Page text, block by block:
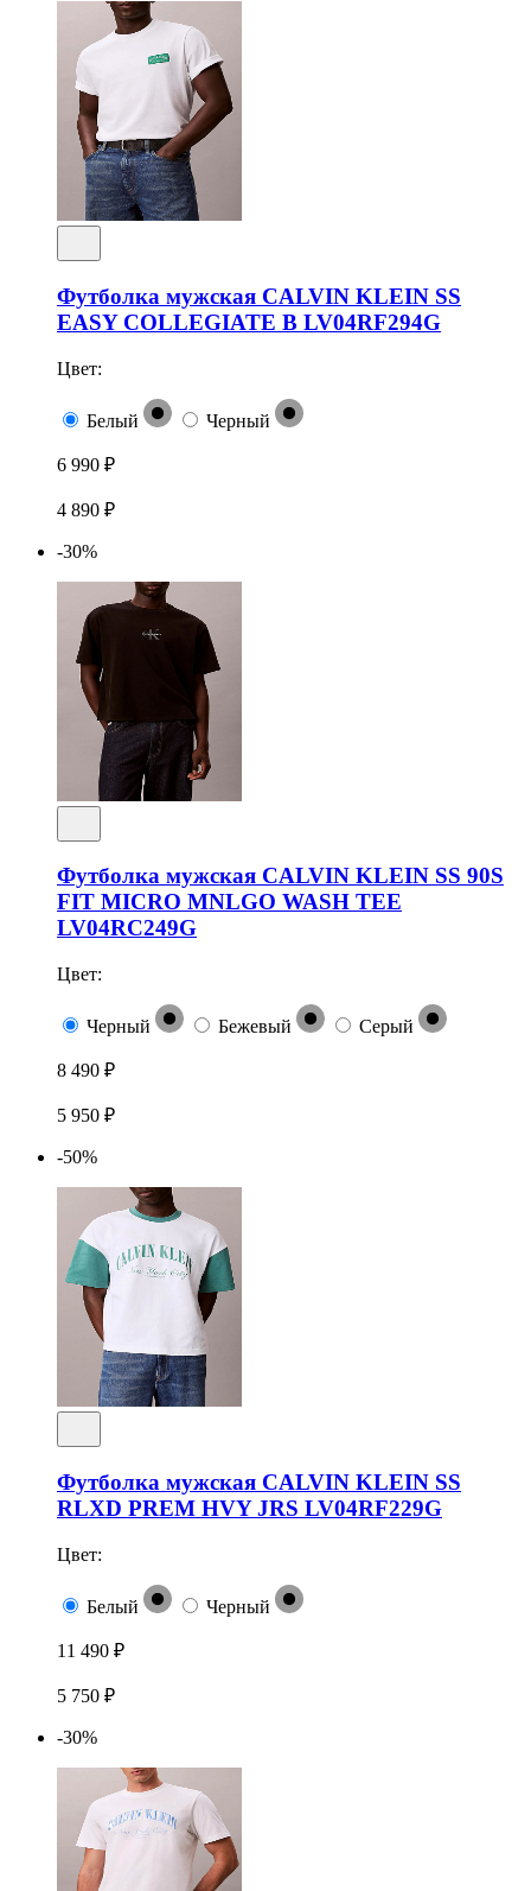
Футболка мужская CALVIN KLEIN SS
EASY COLLEGIATE B LV04RF294G
Цвет:
Белый Черный
6 990 ₽
4 890 ₽
-30%
Футболка мужская CALVIN KLEIN SS 90S
FIT MICRO MNLGO WASH TEE
LV04RC249G
Цвет:
Черный Бежевый Серый
8 490 ₽
5 950 ₽
-50%
Футболка мужская CALVIN KLEIN SS
RLXD PREM HVY JRS LV04RF229G
Цвет:
Белый Черный
11 490 ₽
5 750 ₽
-30%